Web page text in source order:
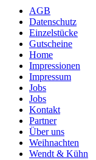
AGB
Datenschutz
Einzelstücke
Gutscheine
Home
Impressionen
Impressum
Jobs
Jobs
Kontakt
Partner
Über uns
Weihnachten
Wendt & Kühn